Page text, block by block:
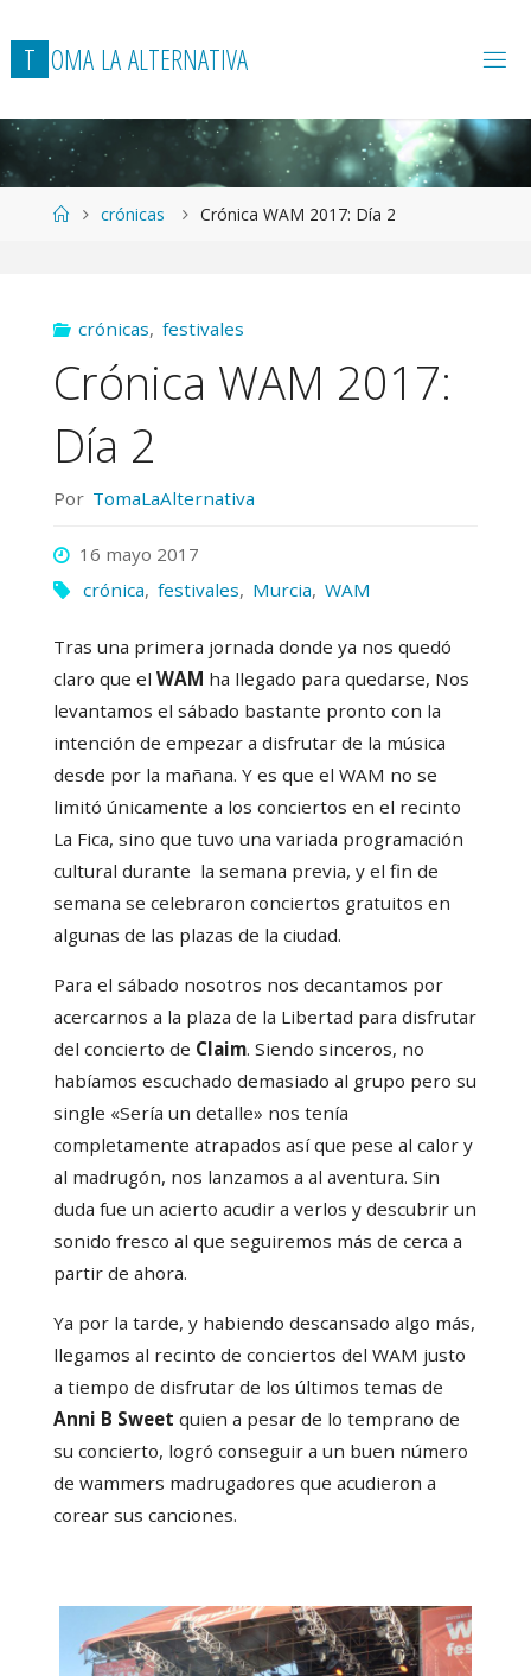
T OMA LAALTERNATIVA
Páginacrónicas Crónica WAM 2017: Día 2
crónicas, festivales
Crónica WAM 2017:
Día 2
Por TomaLaAlternativa
16 mayo 2017
crónica, festivales, Murcia, WAM
Tras una primera jornada donde ya nos quedó
claro que el WAM ha llegado para quedarse, Nos
levantamos el sábado bastante pronto con la
intención de empezar a disfrutar de la música
desde por la mañana. Y es que el WAM no se
limitó únicamente a los conciertos en el recinto
La Fica, sino que tuvo una variada programación
cultural durante la semana previa, y el fin de
semana se celebraron conciertos gratuitos en
algunas de las plazas de la ciudad.
Para el sábado nosotros nos decantamos por
acercarnos a la plaza de la Libertad para disfrutar
del concierto de Claim. Siendo sinceros, no
habíamos escuchado demasiado al grupo pero su
single «Sería un detalle» nos tenía
completamente atrapados así que pese al calor y
al madrugón, nos lanzamos a al aventura. Sin
duda fue un acierto acudir a verlos y descubrir un
sonido fresco al que seguiremos más de cerca a
partir de ahora.
Ya por la tarde, y habiendo descansado algo más,
llegamos al recinto de conciertos del WAM justo
a tiempo de disfrutar de los últimos temas de
Anni B Sweet quien a pesar de lo temprano de
su concierto, logró conseguir a un buen número
de wammers madrugadores que acudieron a
corear sus canciones.